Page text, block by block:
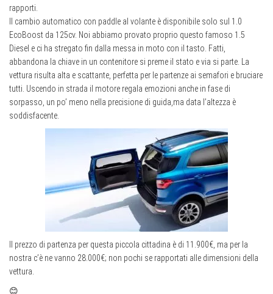
rapporti.
Il cambio automatico con paddle al volante è disponibile solo sul 1.0
EcoBoost da 125cv. Noi abbiamo provato proprio questo famoso 1.5
Diesel e ci ha stregato fin dalla messa in moto con il tasto. Fatti,
abbandona la chiave in un contenitore si preme il stato e via si parte. La
vettura risulta alta e scattante, perfetta per le partenze ai semafori e bruciare
tutti. Uscendo in strada il motore regala emozioni anche in fase di
sorpasso, un po’ meno nella precisione di guida,ma data l’altezza è
soddisfacente.
Il prezzo di partenza per questa piccola cittadina è di 11.900€, ma per la
nostra c’è ne vanno 28.000€; non pochi se rapportati alle dimensioni della
vettura.
😊